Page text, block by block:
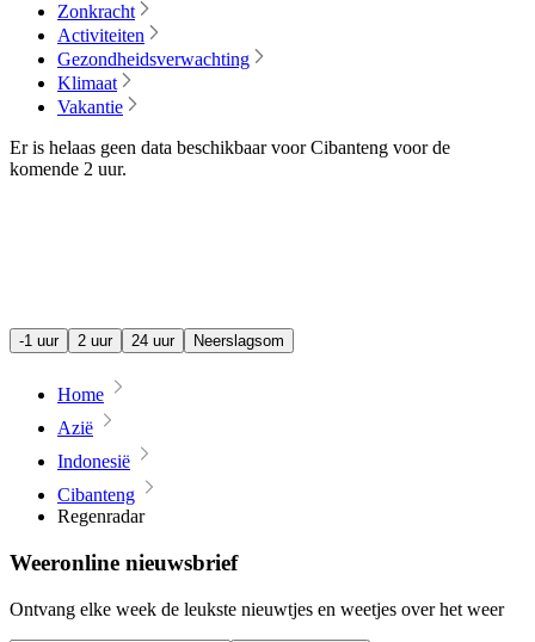
Zonkracht
Activiteiten
Gezondheidsverwachting
Klimaat
Vakantie
Er is helaas geen data beschikbaar voor Cibanteng voor de
komende 2 uur.
-1 uur 2 uur 24 uur Neerslagsom
Home
Azië
Indonesië
Cibanteng
Regenradar
Weeronline nieuwsbrief
Ontvang elke week de leukste nieuwtjes en weetjes over het weer